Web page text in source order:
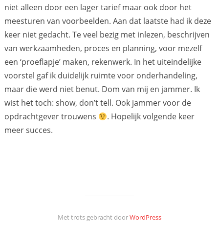
niet alleen door een lager tarief maar ook door het
meesturen van voorbeelden. Aan dat laatste had ik deze
keer niet gedacht. Te veel bezig met inlezen, beschrijven
van werkzaamheden, proces en planning, voor mezelf
een ‘proeflapje’ maken, rekenwerk. In het uiteindelijke
voorstel gaf ik duidelijk ruimte voor onderhandeling,
maar die werd niet benut. Dom van mij en jammer. Ik
wist het toch: show, don’t tell. Ook jammer voor de
opdrachtgever trouwens
. Hopelijk volgende keer
meer succes.
Met trots gebracht doorWordPress